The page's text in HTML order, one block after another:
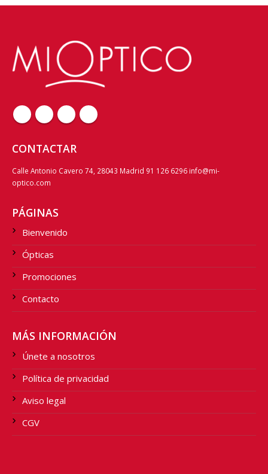
CONTACTAR
Calle Antonio Cavero 74, 28043 Madrid 91 126 6296 info@mi-
optico.com
PÁGINAS
Bienvenido
Ópticas
Promociones
Contacto
MÁS INFORMACIÓN
Únete a nosotros
Política de privacidad
Aviso legal
CGV